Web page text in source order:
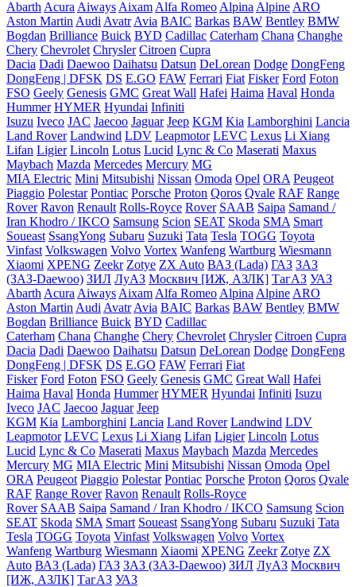
Abarth Acura Aiways Aixam Alfa Romeo Alpina Alpine ARO
Aston Martin Audi Avatr Avia BAIC Barkas BAW Bentley BMW
Bogdan Brilliance Buick BYD Cadillac Caterham Chana Changhe
Chery Chevrolet Chrysler Citroen Cupra
Dacia Dadi Daewoo Daihatsu Datsun DeLorean Dodge DongFeng
DongFeng | DFSK DS E.GO FAW Ferrari Fiat Fisker Ford Foton
FSO Geely Genesis GMC Great Wall Hafei Haima Haval Honda
Hummer HYMER Hyundai Infiniti
Isuzu Iveco JAC Jaecoo Jaguar Jeep KGM Kia Lamborghini Lancia
Land Rover Landwind LDV Leapmotor LEVC Lexus Li Xiang
Lifan Ligier Lincoln Lotus Lucid Lync & Co Maserati Maxus
Maybach Mazda Mercedes Mercury MG
MIA Electric Mini Mitsubishi Nissan Omoda Opel ORA Peugeot
Piaggio Polestar Pontiac Porsche Proton Qoros Qvale RAF Range
Rover Ravon Renault Rolls-Royce Rover SAAB Saipa Samand /
Iran Khodro / IKCO Samsung Scion SEAT Skoda SMA Smart
Soueast SsangYong Subaru Suzuki Tata Tesla TOGG Toyota
Vinfast Volkswagen Volvo Vortex Wanfeng Wartburg Wiesmann
Xiaomi XPENG Zeekr Zotye ZX Auto ВАЗ (Lada) ГАЗ ЗАЗ
(ЗАЗ-Daewoo) ЗИЛ ЛуАЗ Москвич [ИЖ, АЗЛК] ТагАЗ УАЗ
Abarth Acura Aiways Aixam Alfa Romeo Alpina Alpine ARO
Aston Martin Audi Avatr Avia BAIC Barkas BAW Bentley BMW
Bogdan Brilliance Buick BYD Cadillac
Caterham Chana Changhe Chery Chevrolet Chrysler Citroen Cupra
Dacia Dadi Daewoo Daihatsu Datsun DeLorean Dodge DongFeng
DongFeng | DFSK DS E.GO FAW Ferrari Fiat
Fisker Ford Foton FSO Geely Genesis GMC Great Wall Hafei
Haima Haval Honda Hummer HYMER Hyundai Infiniti Isuzu
Iveco JAC Jaecoo Jaguar Jeep
KGM Kia Lamborghini Lancia Land Rover Landwind LDV
Leapmotor LEVC Lexus Li Xiang Lifan Ligier Lincoln Lotus
Lucid Lync & Co Maserati Maxus Maybach Mazda Mercedes
Mercury MG MIA Electric Mini Mitsubishi Nissan Omoda Opel
ORA Peugeot Piaggio Polestar Pontiac Porsche Proton Qoros Qvale
RAF Range Rover Ravon Renault Rolls-Royce
Rover SAAB Saipa Samand / Iran Khodro / IKCO Samsung Scion
SEAT Skoda SMA Smart Soueast SsangYong Subaru Suzuki Tata
Tesla TOGG Toyota Vinfast Volkswagen Volvo Vortex
Wanfeng Wartburg Wiesmann Xiaomi XPENG Zeekr Zotye ZX
Auto ВАЗ (Lada) ГАЗ ЗАЗ (ЗАЗ-Daewoo) ЗИЛ ЛуАЗ Москвич
[ИЖ, АЗЛК] ТагАЗ УАЗ